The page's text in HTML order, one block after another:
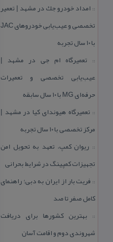
:: امداد خودرو جك در مشهد | تعمیر
تخصصی و عیب‌یابی خودروهای JAC
با ۱۰ سال تجربه
:: تعمیرگاه ام جی در مشهد |
عیب‌یابی تخصصی و تعمیرات
حرفه‌ای MG با ۱۰ سال سابقه
:: تعمیرگاه هیوندای كیا در مشهد |
مركز تخصصی با ۱۰ سال تجربه
:: ریوان كمپ، تعهد به تحویل امن
تجهیزات كمپینگ در شرایط بحرانی
:: فریت بار از ایران به دبی؛ راهنمای
كامل صفر تا صد
:: بهترین كشورها برای دریافت
شهروندی دوم و اقامت آسان